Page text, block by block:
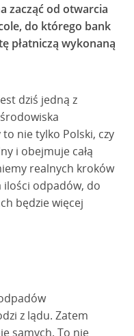
zacząć od otwarcia
do którego bank
płatniczą wykonaną
dziś jedną z
nie tylko Polski, czy
i obejmuje całą
realnych kroków
ilości odpadów, do
będzie więcej
z lądu. Zatem
samych. To nie